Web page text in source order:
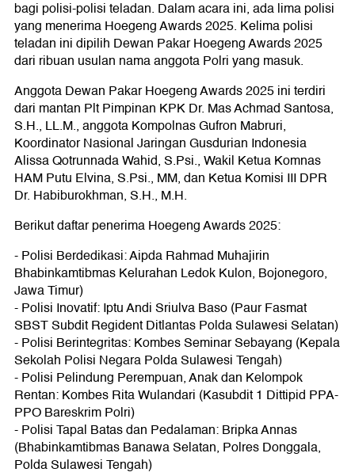
bagi polisi-polisi teladan. Dalam acara ini, ada lima polisi
yang menerima Hoegeng Awards 2025. Kelima polisi
teladan ini dipilih Dewan Pakar Hoegeng Awards 2025
dari ribuan usulan nama anggota Polri yang masuk.
Anggota Dewan Pakar Hoegeng Awards 2025 ini terdiri
dari mantan Plt Pimpinan KPK Dr. Mas Achmad Santosa,
S.H., LL.M., anggota Kompolnas Gufron Mabruri,
Koordinator Nasional Jaringan Gusdurian Indonesia
Alissa Qotrunnada Wahid, S.Psi., Wakil Ketua Komnas
HAM Putu Elvina, S.Psi., MM, dan Ketua Komisi III DPR
Dr. Habiburokhman, S.H., M.H.
Berikut daftar penerima Hoegeng Awards 2025:
- Polisi Berdedikasi: Aipda Rahmad Muhajirin
Bhabinkamtibmas Kelurahan Ledok Kulon, Bojonegoro,
Jawa Timur)
- Polisi Inovatif: Iptu Andi Sriulva Baso (Paur Fasmat
SBST Subdit Regident Ditlantas Polda Sulawesi Selatan)
- Polisi Berintegritas: Kombes Seminar Sebayang (Kepala
Sekolah Polisi Negara Polda Sulawesi Tengah)
- Polisi Pelindung Perempuan, Anak dan Kelompok
Rentan: Kombes Rita Wulandari (Kasubdit 1 Dittipid PPA-
PPO Bareskrim Polri)
- Polisi Tapal Batas dan Pedalaman: Bripka Annas
(Bhabinkamtibmas Banawa Selatan, Polres Donggala,
Polda Sulawesi Tengah)